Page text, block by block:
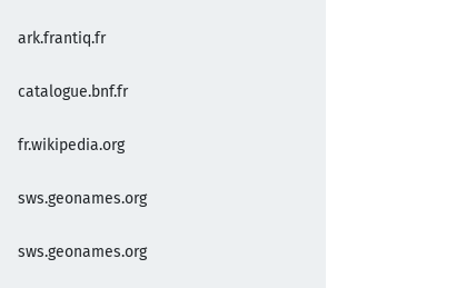
ark.frantiq.fr
catalogue.bnf.fr
fr.wikipedia.org
sws.geonames.org
sws.geonames.org